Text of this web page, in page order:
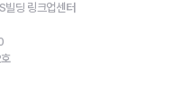
빌딩 링크업센터